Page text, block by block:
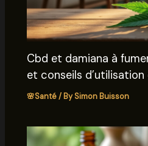
Cbd et damiana à
et conseils d’utilisation
🌸Santé/ BySimon Buisson